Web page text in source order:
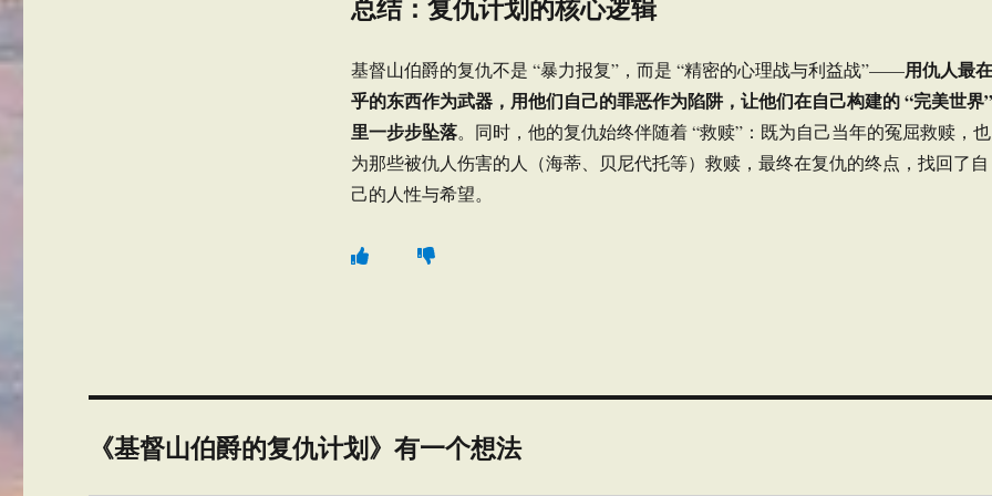
总结：复仇计划的核心逻辑
基督山伯爵的复仇不是 “暴力报复”，而是 “精密的心理战与利益战”——用仇人最在
乎的东西作为武器，用他们自己的罪恶作为陷阱，让他们在自己构建的 “完美世界”
里一步步坠落。同时，他的复仇始终伴随着 “救赎”：既为自己当年的冤屈救赎，也
为那些被仇人伤害的人（海蒂、贝尼代托等）救赎，最终在复仇的终点，找回了自
己的人性与希望。
《基督山伯爵的复仇计划》有一个想法